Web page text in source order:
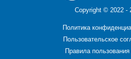
Copyright © 2022 -
Политика
Пользовательское
Правила